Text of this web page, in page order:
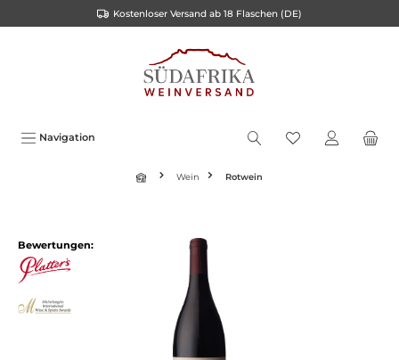
Kostenloser Versand ab 18 Flaschen (DE)
Navigation
Wein Rotwein
Bewertungen: